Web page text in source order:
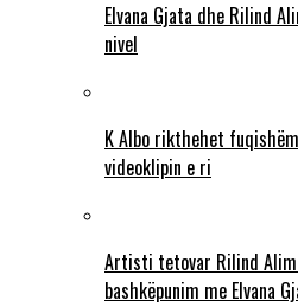
Elvana Gjata dhe Rilind
nivel
K Albo rikthehet
videoklipin e ri
Artisti tetovar Rilind
bashkëpunim me Elvana